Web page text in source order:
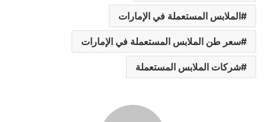
الملابس المستعملة في الإمارات
سعر طن الملابس المستعملة في الإمارات
شركات الملابس المستعملة